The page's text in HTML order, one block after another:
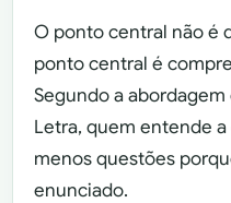
O ponto central não é
ponto central é
Segundo a
Letra, quem entende
menos questões
enunciado.